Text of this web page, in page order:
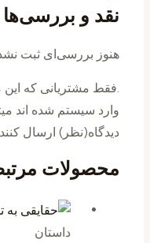
نقد و بررسی‌ها
هنوز بررسی‌ای ثبت
.فقط مشتریانی که این
وارد سیستم شده اند
دیدگاه(نظر) ارسال
محصولات
داستان